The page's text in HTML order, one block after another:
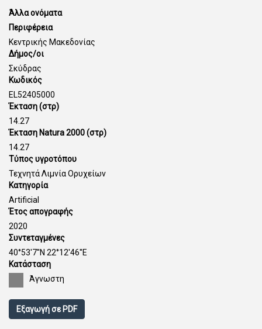
Άλλα ονόματα
Περιφέρεια
Κεντρικής Μακεδονίας
Δήμος/οι
Σκύδρας
Κωδικός
EL52405000
Έκταση (στρ)
14.27
Έκταση Natura 2000 (στρ)
14.27
Τύπος υγροτόπου
Τεχνητά Λιμνία Ορυχείων
Κατηγορία
Artificial
Έτος απογραφής
2020
Συντεταγμένες
40°53'7''N 22°12'46''E
Κατάσταση
Άγνωστη
Εξαγωγή σε PDF